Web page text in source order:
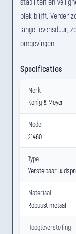
plek blijft. Verder
lange levensduur,
omgevingen.
Specificaties
Merk
König & Meyer
Model
21460
Type
Verstelbaar
Materiaal
Robuust metaal
Hoogteverstelling